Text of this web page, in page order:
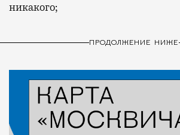
никакого;
ПРОДОЛЖЕНИЕ НИЖЕ